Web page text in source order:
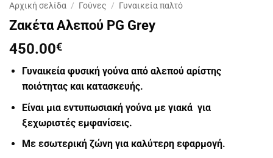
Αρχική σελίδα / Γούνες / Γυναικεία παλτό
Ζακέτα Αλεπού PG Grey
450.00€
Γυναικεία φυσική γούνα από αλεπού αρίστης
ποιότητας και κατασκευής.
Είναι μια εντυπωσιακή γούνα με γιακά για
ξεχωριστές εμφανίσεις.
Με εσωτερική ζώνη για καλύτερη εφαρμογή.